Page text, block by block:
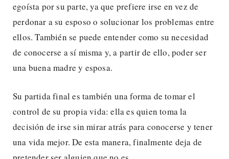
egoísta por su parte, ya que prefiere irse en vez de
perdonar a su esposo o solucionar los problemas entre
ellos. También se puede entender como su necesidad
de conocerse a sí misma y, a partir de ello, poder ser
una buena madre y esposa.
Su partida final es también una forma de tomar el
control de su propia vida: ella es quien toma la
decisión de irse sin mirar atrás para conocerse y tener
una vida mejor. De esta manera, finalmente deja de